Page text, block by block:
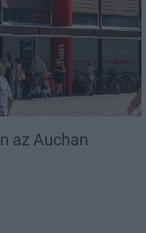
az Auchan